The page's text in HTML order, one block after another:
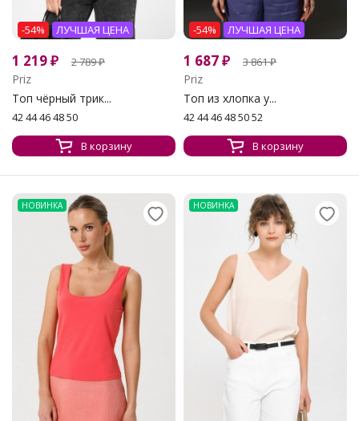
-54% ЛУЧШАЯ ЦЕНА
1 219₽ 2 789₽
Priz
Топ чёрный трик...
42 44 46 48 50
В корзину
-54% ЛУЧШАЯ ЦЕНА
1 687₽ 3 861₽
Priz
Топ из хлопка у...
42 44 46 48 50 52
В корзину
НОВИНКА НОВИНКА